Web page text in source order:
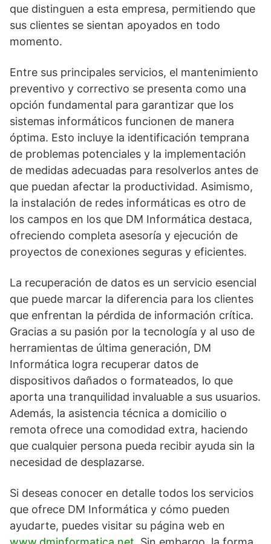
que distinguen a esta empresa, permitiendo que
sus clientes se sientan apoyados en todo
momento.
Entre sus principales servicios, el mantenimiento
preventivo y correctivo se presenta como una
opción fundamental para garantizar que los
sistemas informáticos funcionen de manera
óptima. Esto incluye la identificación temprana
de problemas potenciales y la implementación
de medidas adecuadas para resolverlos antes de
que puedan afectar la productividad. Asimismo,
la instalación de redes informáticas es otro de
los campos en los que DM Informática destaca,
ofreciendo completa asesoría y ejecución de
proyectos de conexiones seguras y eficientes.
La recuperación de datos es un servicio esencial
que puede marcar la diferencia para los clientes
que enfrentan la pérdida de información crítica.
Gracias a su pasión por la tecnología y al uso de
herramientas de última generación, DM
Informática logra recuperar datos de
dispositivos dañados o formateados, lo que
aporta una tranquilidad invaluable a sus usuarios.
Además, la asistencia técnica a domicilio o
remota ofrece una comodidad extra, haciendo
que cualquier persona pueda recibir ayuda sin la
necesidad de desplazarse.
Si deseas conocer en detalle todos los servicios
que ofrece DM Informática y cómo pueden
ayudarte, puedes visitar su página web en